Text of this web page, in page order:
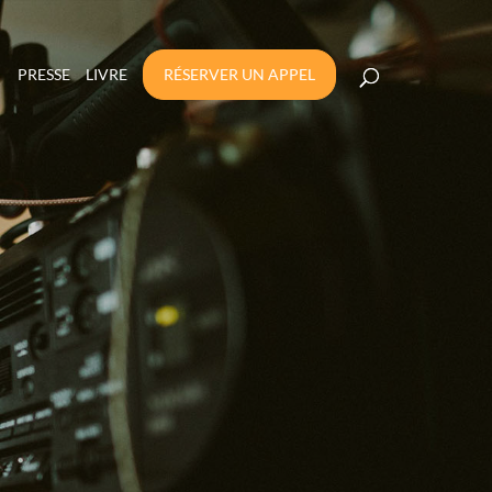
PRESSE LIVRE RÉSERVER UN APPEL